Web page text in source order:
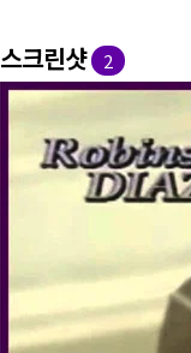
스크린샷 2